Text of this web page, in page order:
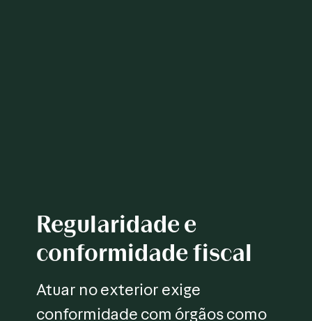
Regularidade e
conformidade fiscal
Atuar no exterior exige
conformidade com órgãos como